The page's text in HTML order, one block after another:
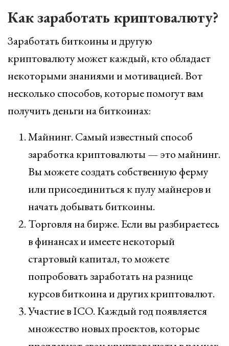
Как заработать криптовалюту?
Заработать биткоины и другую
криптовалюту может каждый, кто обладает
некоторыми знаниями и мотивацией. Вот
несколько способов, которые помогут вам
получить деньги на биткоинах:
Майнинг. Самый известный способ
заработка криптовалюты — это майнинг.
Вы можете создать собственную ферму
или присоединиться к пулу майнеров и
начать добывать биткоины.
Торговля на бирже. Если вы разбираетесь
в финансах и имеете некоторый
стартовый капитал, то можете
попробовать заработать на разнице
курсов биткоина и других криптовалют.
Участие в ICO. Каждый год появляется
множество новых проектов, которые